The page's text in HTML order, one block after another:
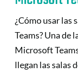
¿Cómo usar las
Teams? Una de
Microsoft
llegan las salas